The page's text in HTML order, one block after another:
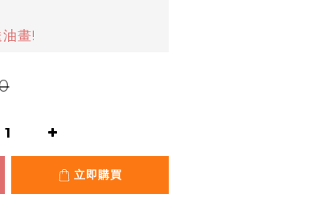
畫!
立即購買